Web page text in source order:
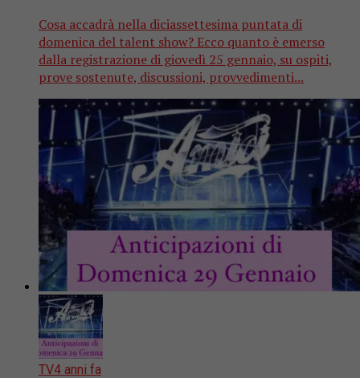
Cosa accadrà nella diciassettesima puntata di
domenica del talent show? Ecco quanto è emerso
dalla registrazione di giovedì 25 gennaio, su ospiti,
prove sostenute, discussioni, provvedimenti...
TV4 anni fa